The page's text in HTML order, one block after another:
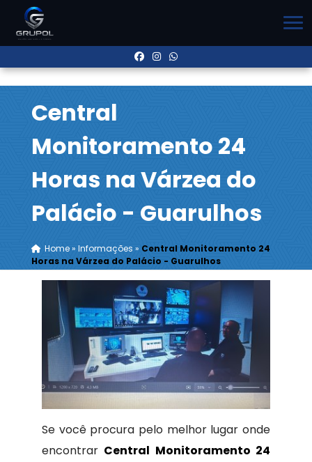
Central
Monitoramento 24
Horas na Várzea do
Palácio - Guarulhos
Home» Informações » Central Monitoramento 24
Horas na Várzea do Palácio - Guarulhos
Se você procura pelo melhor lugar onde
encontrar Central Monitoramento 24